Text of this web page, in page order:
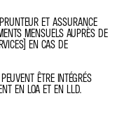
ET ASSURANCE
MENSUELS AUPRÈS DE
EN CAS DE
ÊTRE INTÉGRÉS
EN LOA ET EN LLD.